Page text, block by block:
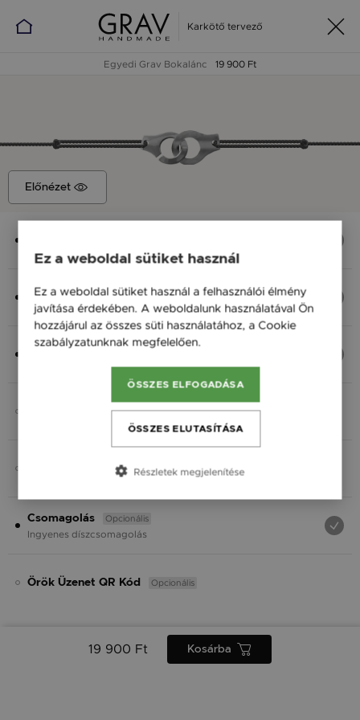
Karkötő tervező
Egyedi Grav Bokalánc 19 900 Ft
Előnézet
Ezüst 925, S - 20 cm
19 900 Ft
Fonal
Opcionális
Opcionális
Csomagolás Opcionális
Ingyenes díszcsomagolás
Örök Üzenet QR Kód Opcionális
19 900 Ft Kosárba
Ez a weboldal sütiket használ
Ez a weboldal sütiket használ a felhasználói élmény
javítása érdekében. A weboldalunk használatával Ön
hozzájárul az összes süti használatához, a Cookie
szabályzatunknak megfelelően.
ÖSSZES ELFOGADÁSA
ÖSSZES ELUTASÍTÁSA
Részletek megjelenítése